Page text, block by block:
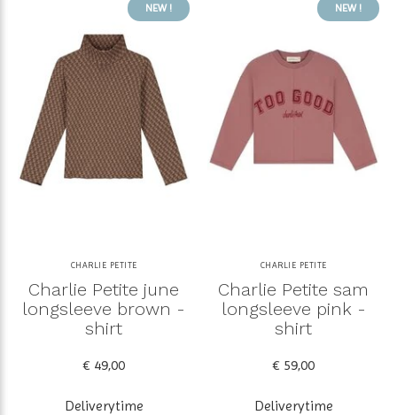
NEW !
CHARLIE PETITE
Charlie Petite june
longsleeve brown -
shirt
€ 49,00
Deliverytime
NEW !
CHARLIE PETITE
Charlie Petite sam
longsleeve pink -
shirt
€ 59,00
Deliverytime